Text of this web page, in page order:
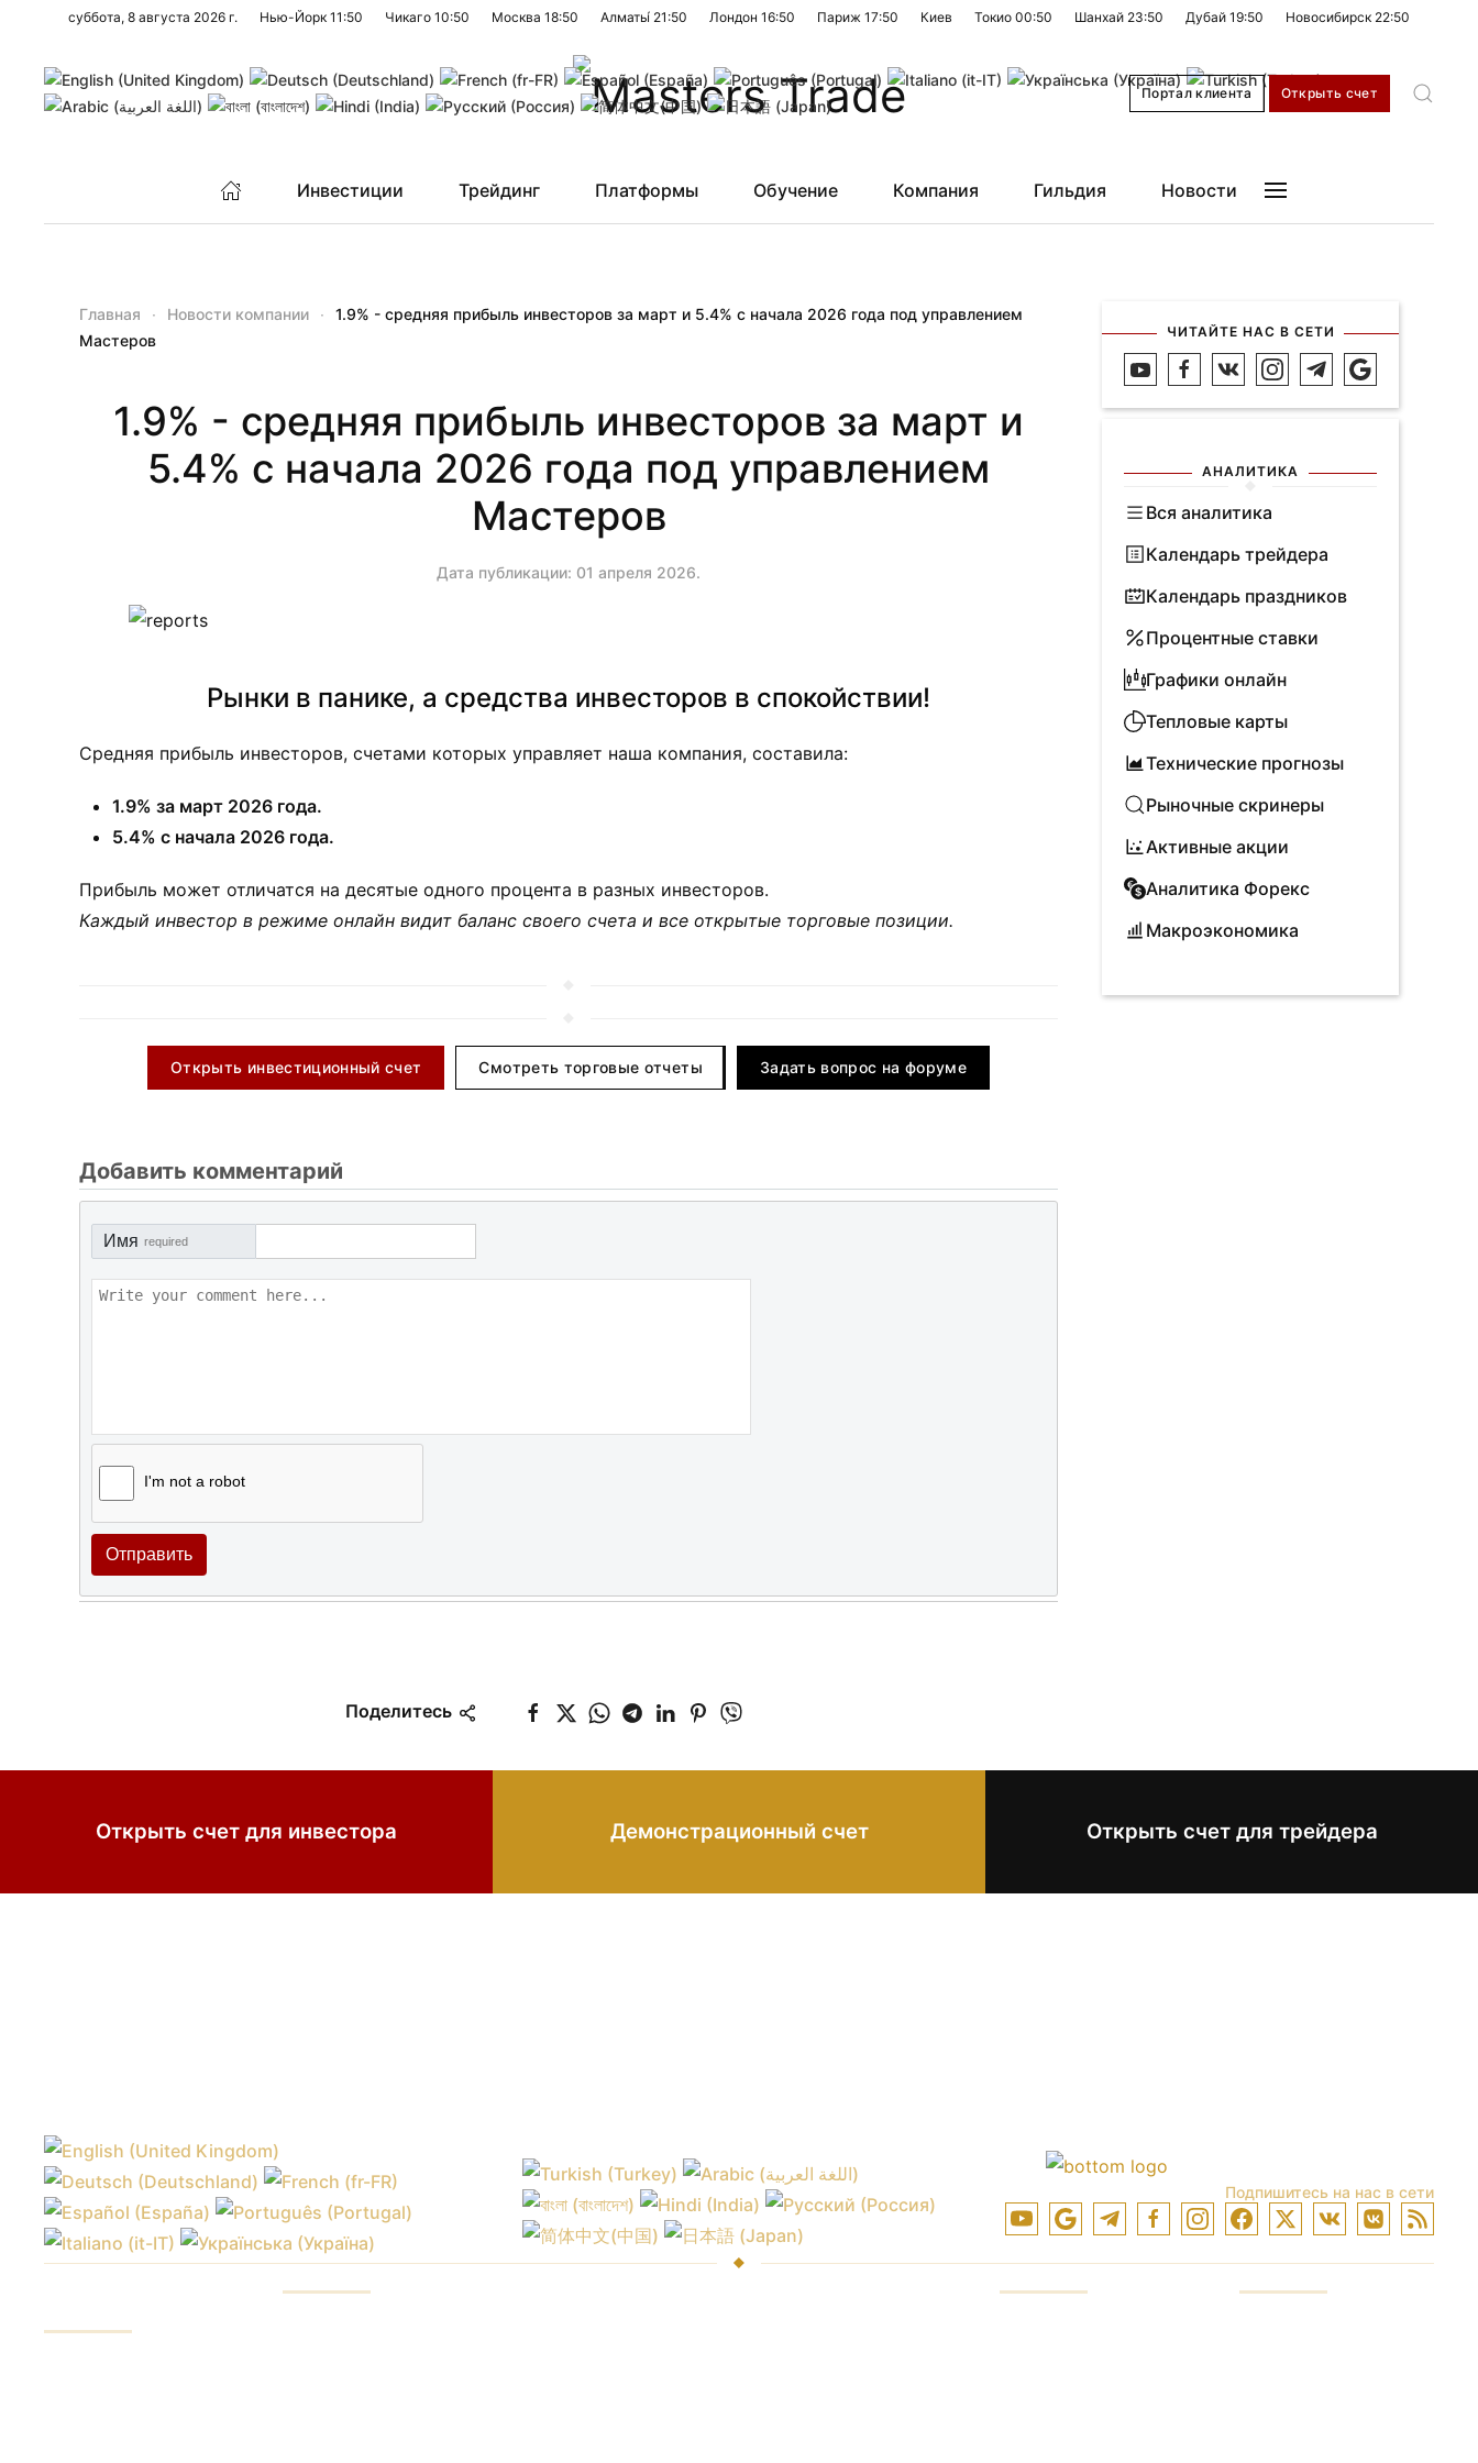
суббота, 8 августа 2026 г. Нью-Йорк 11:50 Чикаго 10:50 Москва 18:50 Алматы́ 21:50 Лондон 16:50 Париж 17:50 Киев Токио 00:50 Шанхай 23:50 Дубай 19:50 Новосибирск 22:50
Портал клиента Открыть счет
Инвестиции Трейдинг Платформы Обучение Компания Гильдия Новости
Главная Новости компании
1.9% - средняя прибыль инвесторов за март и 5.4% с начала 2026 года под управлением
Мастеров
1.9% - средняя прибыль инвесторов за март и
5.4% с начала 2026 года под управлением
Мастеров
Дата публикации: 01 апреля 2026.
Рынки в панике, а средства инвесторов в спокойствии!
Средняя прибыль инвесторов, счетами которых управляет наша компания, составила:
1.9% за март 2026 года.
5.4% с начала 2026 года.
Прибыль может отличатся на десятые одного процента в разных инвесторов.
Каждый инвестор в режиме онлайн видит баланс своего счета и все открытые торговые позиции.
Открыть инвестиционный счет Смотреть торговые отчеты Задать вопрос на форуме
Добавить комментарий
Имя required
I'm not a robot
Отправить
ЧИТАЙТЕ НАС В СЕТИ
АНАЛИТИКА
Вся аналитика
Календарь трейдера
Календарь праздников
Процентные ставки
Графики онлайн
Тепловые карты
Технические прогнозы
Рыночные скринеры
Активные акции
Аналитика Форекс
Макроэкономика
Поделитесь
Открыть счет для инвестора Демонстрационный счет Открыть счет для трейдера
Подпишитесь на нас в сети